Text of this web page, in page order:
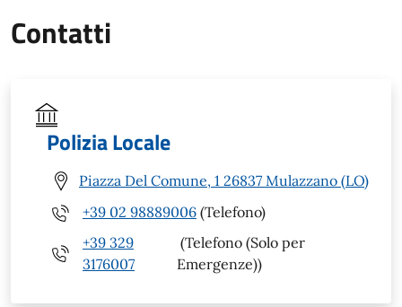
Contatti
Polizia Locale
Piazza Del Comune, 1 26837 Mulazzano (LO)
+39 02 98889006 (Telefono)
+39 329
3176007
(Telefono (Solo per
Emergenze))